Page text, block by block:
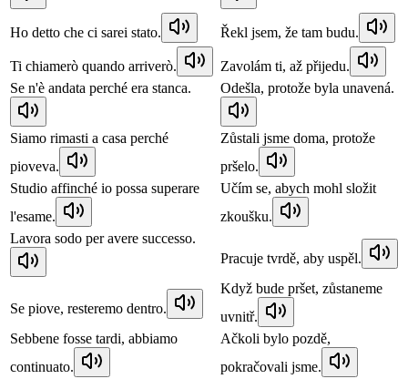
Ho detto che ci sarei stato. Řekl jsem, že tam budu.
Ti chiamerò quando arriverò.
Zavolám ti, až přijedu.
Se n'è andata perché era stanca.
Odešla, protože byla unavená.
Siamo rimasti a casa perché
pioveva.
Zůstali jsme doma, protože
pršelo.
Studio affinché io possa superare
l'esame.
Učím se, abych mohl složit
zkoušku.
Lavora sodo per avere successo.
Pracuje tvrdě, aby uspěl.
Se piove, resteremo dentro.
Když bude pršet, zůstaneme
uvnitř.
Sebbene fosse tardi, abbiamo
continuato.
Ačkoli bylo pozdě,
pokračovali jsme.